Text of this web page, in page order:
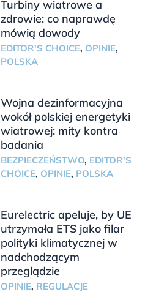
Turbiny wiatrowe a
zdrowie: co naprawdę
mówią dowody
EDITOR'S CHOICE, OPINIE,
POLSKA
Wojna dezinformacyjna
wokół polskiej energetyki
wiatrowej: mity kontra
badania
BEZPIECZEŃSTWO, EDITOR'S
CHOICE, OPINIE, POLSKA
Eurelectric apeluje, by UE
utrzymała ETS jako filar
polityki klimatycznej w
nadchodzącym
przeglądzie
OPINIE, REGULACJE